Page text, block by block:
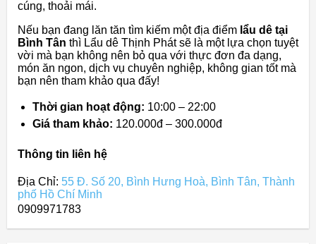
cúng, thoải mái.
Nếu bạn đang lăn tăn tìm kiếm một địa điểm lẩu dê tại
Bình Tân thì Lẩu dê Thịnh Phát sẽ là một lựa chọn tuyệt
vời mà bạn không nên bỏ qua với thực đơn đa dạng,
món ăn ngon, dịch vụ chuyên nghiệp, không gian tốt mà
bạn nên tham khảo qua đấy!
Thời gian hoạt động: 10:00 – 22:00
Giá tham khảo: 120.000đ – 300.000đ
Thông tin liên hệ
Địa Chỉ: 55 Đ. Số 20, Bình Hưng Hoà, Bình Tân, Thành
phố Hồ Chí Minh
0909971783